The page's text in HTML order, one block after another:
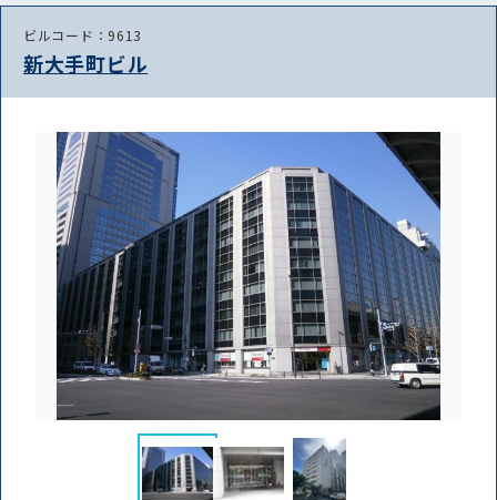
から探す
条件を絞り込む
ビルコード：9613
新大手町ビル